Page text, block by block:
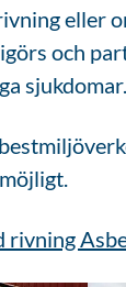
eller
och
sjukdomar.
rivning